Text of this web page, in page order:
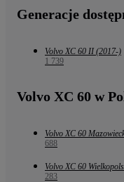
Generacje
Volvo XC 60 II (2017-)
1 739
Volvo XC 60 w
Volvo XC 60
688
Volvo XC 60
283